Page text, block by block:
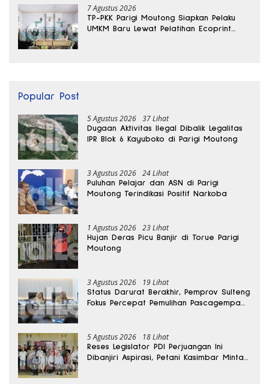
7 Agustus 2026
TP-PKK Parigi Moutong Siapkan Pelaku
UMKM Baru Lewat Pelatihan Ecoprint
Popular Post
5 Agustus 2026 37 Lihat
Dugaan Aktivitas Ilegal Dibalik Legalitas
IPR Blok 6 Kayuboko di Parigi Moutong
3 Agustus 2026 24 Lihat
Puluhan Pelajar dan ASN di Parigi
Moutong Terindikasi Positif Narkoba
1 Agustus 2026 23 Lihat
Hujan Deras Picu Banjir di Torue Parigi
Moutong
3 Agustus 2026 19 Lihat
Status Darurat Berakhir, Pemprov Sulteng
Fokus Percepat Pemulihan Pascagempa
5 Agustus 2026 18 Lihat
Reses Legislator PDI Perjuangan Ini
Dibanjiri Aspirasi, Petani Kasimbar Minta